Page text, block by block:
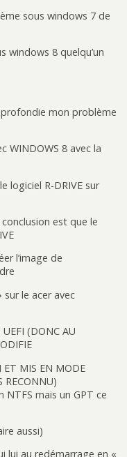
sous windows 7 de
windows 8 quelqu’un
mon problème
WINDOWS 8 avec la
logiciel R-DRIVE sur
est que le
l’image de
le acer avec
(DONC AU
ET MIS EN MODE
RECONNU)
NTFS mais un GPT ce
aussi)
lui au redémarrage en «